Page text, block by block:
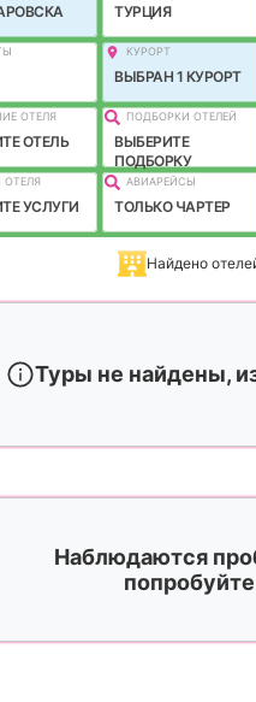
ТУРЦИЯ
КУРОРТ
ВЫБРАН 1 КУРОРТ
ОТЕЛЯ
ОТЕЛЬ
ПОДБОРКИ ОТЕЛЕЙ
ВЫБЕРИТЕ
ПОДБОРКУ
ОТЕЛЯ
УСЛУГИ
АВИАРЕЙСЫ
ТОЛЬКО ЧАРТЕР
Найдено
Туры не найдены,
Наблюдаются